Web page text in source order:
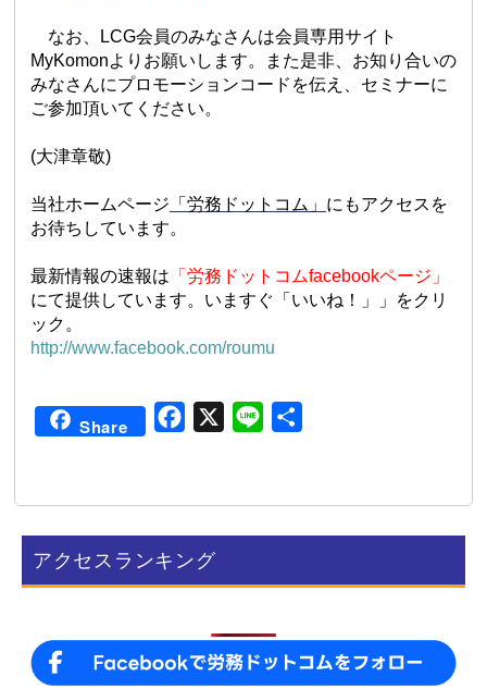
なお、LCG会員のみなさんは会員専用サイト
MyKomonよりお願いします。また是非、お知り合いの
みなさんにプロモーションコードを伝え、セミナーに
ご参加頂いてください。
(大津章敬)
当社ホームページ 「労務ドットコム」 にもアクセスを
お待ちしています。
最新情報の速報は 「労務ドットコムfacebookページ」
にて提供しています。いますぐ「いいね！」」をクリ
ック。
http://www.facebook.com/roumu
Share
e
b
o
e
アクセスランキング